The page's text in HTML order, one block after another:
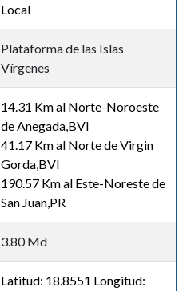
Local
Plataforma de las Islas
Vírgenes
14.31 Km al Norte-Noroeste
de Anegada,BVI
41.17 Km al Norte de Virgin
Gorda,BVI
190.57 Km al Este-Noreste de
San Juan,PR
3.80 Md
Latitud: 18.8551 Longitud: